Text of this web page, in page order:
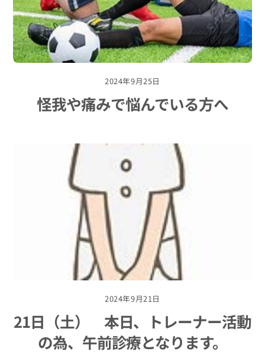
2024年9月25日
怪我や痛みで悩んでいる方へ
2024年9月21日
21日（土） 本日、トレーナー活動
の為、午前診療となります。